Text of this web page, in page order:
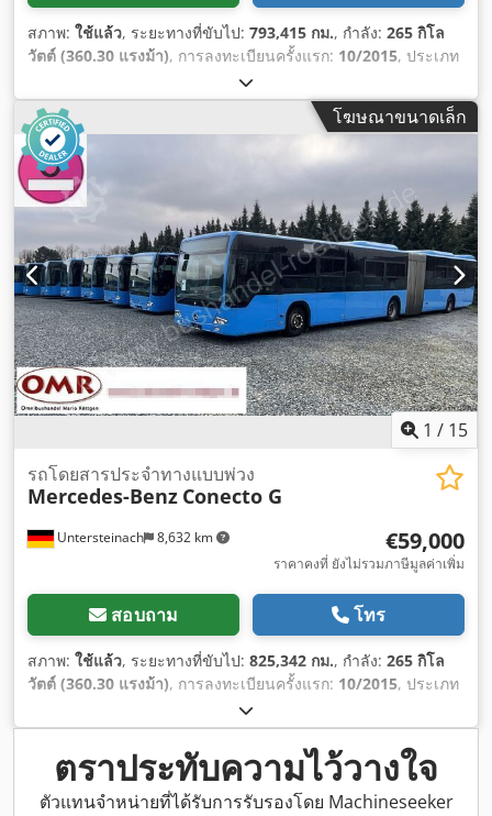
สภาพ: ใช้แล้ว, ระยะทางที่ขับไป: 793,415 กม., กำลัง: 265 กิโล
วัตต์ (360.30 แรงม้า), การลงทะเบียนครั้งแรก: 10/2015, ประเภท
39, ประเภทเกียร์:
ชั้นการปล่อยมลพิษ:ยูโร 6, สี:น้ำเงิน, เบรก:อินทาร์เดอร์, ความ
ยาวทั้งหมด:
, ความกว้างทั้งหมด:3,200 มม, ความสูง
รวม:2,550 มม
ควบคุมแรงฉุด, เครื่องปรับอากาศ, เอบีเอส, ไฟตัดหมอก
โฆษณาขนาดเล็ก
1 / 15
Untersteinach 8,632 km
รถโดยสารประจำทางแบบพ่วง
Mercedes-Benz Conecto G
€59,000
ราคาคงที่ ยังไม่รวมภาษีมูลค่าเพิ่ม
สอบถาม โทร
สภาพ: ใช้แล้ว, ระยะทางที่ขับไป: 825,342 กม., กำลัง: 265 กิโล
วัตต์ (360.30 แรงม้า), การลงทะเบียนครั้งแรก: 10/2015, ประเภท
อัตโนมัติ
มลพิษ:ยูโร 6, สี:น้ำเงิน, เบรก:อินทาร์เดอร์, ความยาวทั้งหมด:
, ความกว้างทั้งหมด: , ความสูงรวม: 2,550
, ปีที่ผลิต:2015, อุปกรณ์:พวงมาลัยเพาเวอร์, ระบบควบคุมแรง
ฉุด, เครื่องปรับอากาศ, เอบีเอส, ไฟตัดหมอก,
ตราประทับความไว้วางใจ
ตัวแทนจำหน่ายที่ได้รับการรับรองโดย Machineseeker